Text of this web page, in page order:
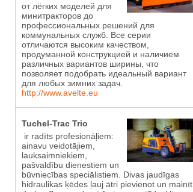
от лёгких моделей для
минитракторов до
профессиональных решений для
коммунальных служб. Все серии
отличаются высоким качеством,
продуманной конструкцией и наличием
различных вариантов ширины, что
позволяет подобрать идеальный вариант
для любых зимних задач.
http://www.avelte.eu
Tuchel-Trac Trio
ir radīts profesionāļiem:
ainavu veidotājiem,
lauksaimniekiem,
pašvaldību dienestiem un
būvniecības speciālistiem. Divas jaudīgas
hidraulikas ķēdes ļauj ātri pievienot un mainīt